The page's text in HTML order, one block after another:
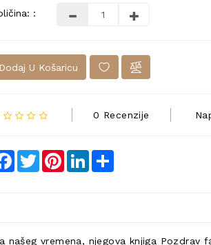
:
Dodaj U Košaricu
0 Recenzije
Facebook
TwitterPinterestLinkedIn
vremena, njegova knjiga